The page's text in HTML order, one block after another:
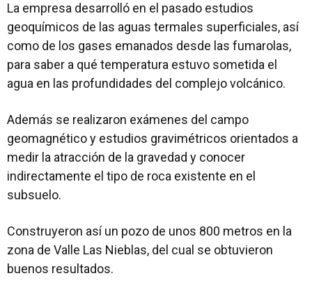
La empresa desarrolló en el pasado estudios
geoquímicos de las aguas termales superficiales, así
como de los gases emanados desde las fumarolas,
para saber a qué temperatura estuvo sometida el
agua en las profundidades del complejo volcánico.
Además se realizaron exámenes del campo
geomagnético y estudios gravimétricos orientados a
medir la atracción de la gravedad y conocer
indirectamente el tipo de roca existente en el
subsuelo.
Construyeron así un pozo de unos 800 metros en la
zona de Valle Las Nieblas, del cual se obtuvieron
buenos resultados.